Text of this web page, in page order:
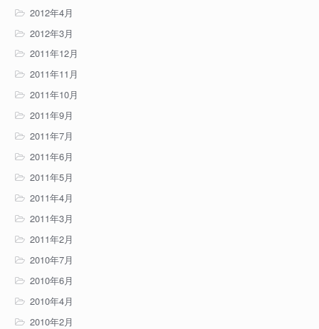
2012年4月
2012年3月
2011年12月
2011年11月
2011年10月
2011年9月
2011年7月
2011年6月
2011年5月
2011年4月
2011年3月
2011年2月
2010年7月
2010年6月
2010年4月
2010年2月